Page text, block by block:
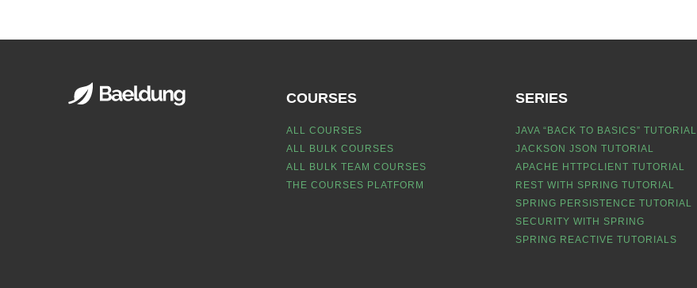
COURSES
ALL COURSES
ALL BULK COURSES
ALL BULK TEAM COURSES
THE COURSES PLATFORM
SERIES
JAVA “BACK TO BASICS” TUTORIAL
JACKSON JSON TUTORIAL
APACHE HTTPCLIENT TUTORIAL
REST WITH SPRING TUTORIAL
SPRING PERSISTENCE TUTORIAL
SECURITY WITH SPRING
SPRING REACTIVE TUTORIALS